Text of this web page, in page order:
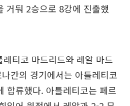
거둬 2승으로 8강에 진출했
티코 마드리드와 레알 마드
간의 경기에서는 아틀레티코
합류했다. 아틀레티코는 페르